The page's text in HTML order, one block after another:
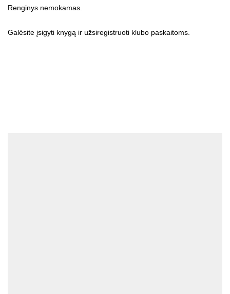
Renginys nemokamas.
Galėsite įsigyti knygą ir užsiregistruoti klubo paskaitoms.